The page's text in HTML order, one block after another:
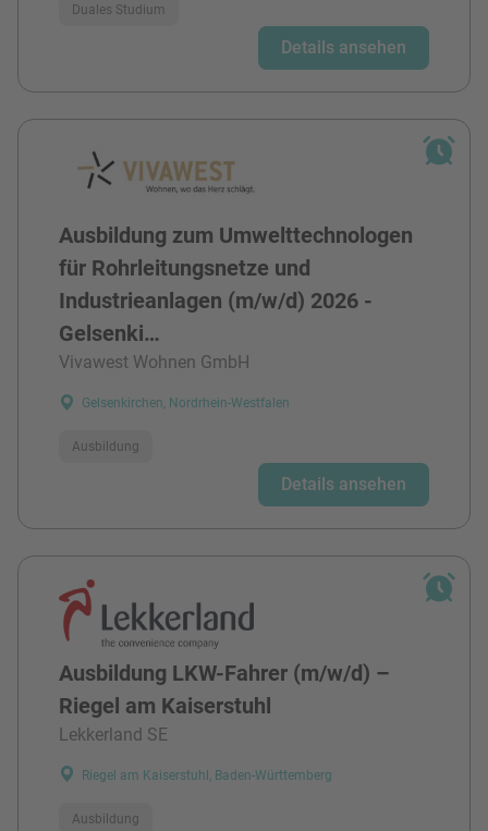
Duales Studium
Details ansehen
Ausbildung zum Umwelttechnologen
für Rohrleitungsnetze und
Industrieanlagen (m/w/d) 2026 -
Gelsenki…
Vivawest Wohnen GmbH
Gelsenkirchen, Nordrhein-Westfalen
Ausbildung
Details ansehen
Ausbildung LKW-Fahrer (m/w/d) –
Riegel am Kaiserstuhl
Lekkerland SE
Riegel am Kaiserstuhl, Baden-Württemberg
Ausbildung